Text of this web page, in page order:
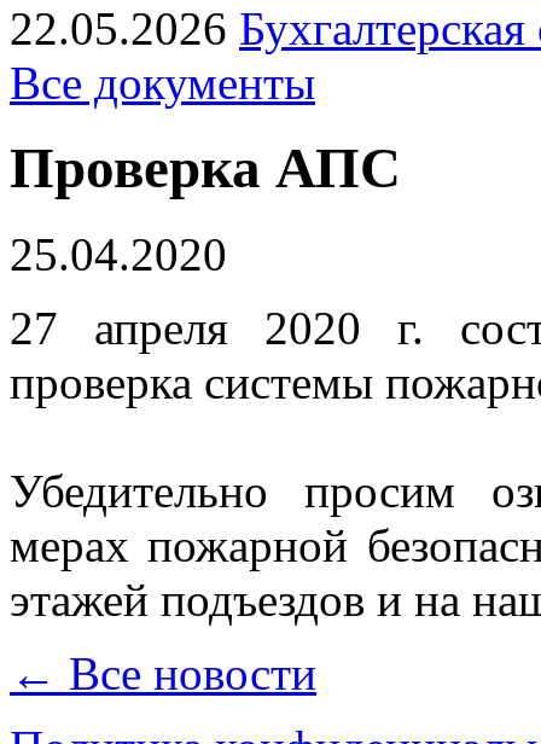
22.05.2026
Все документы
Проверка АПС
25.04.2020
27 апреля 2020 г.
проверка системы
Убедительно просим
мерах пожарной
этажей подъездов и на
← Все новости